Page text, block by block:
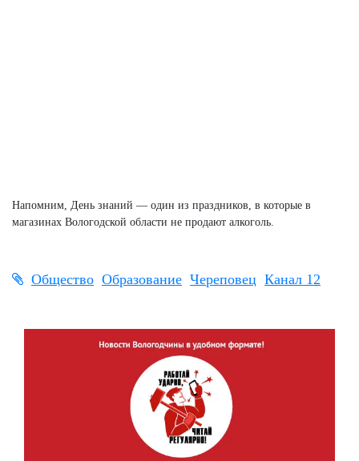
Напомним, День знаний — один из праздников, в которые в
магазинах Вологодской области не продают алкоголь.
Общество Образование Череповец Канал 12